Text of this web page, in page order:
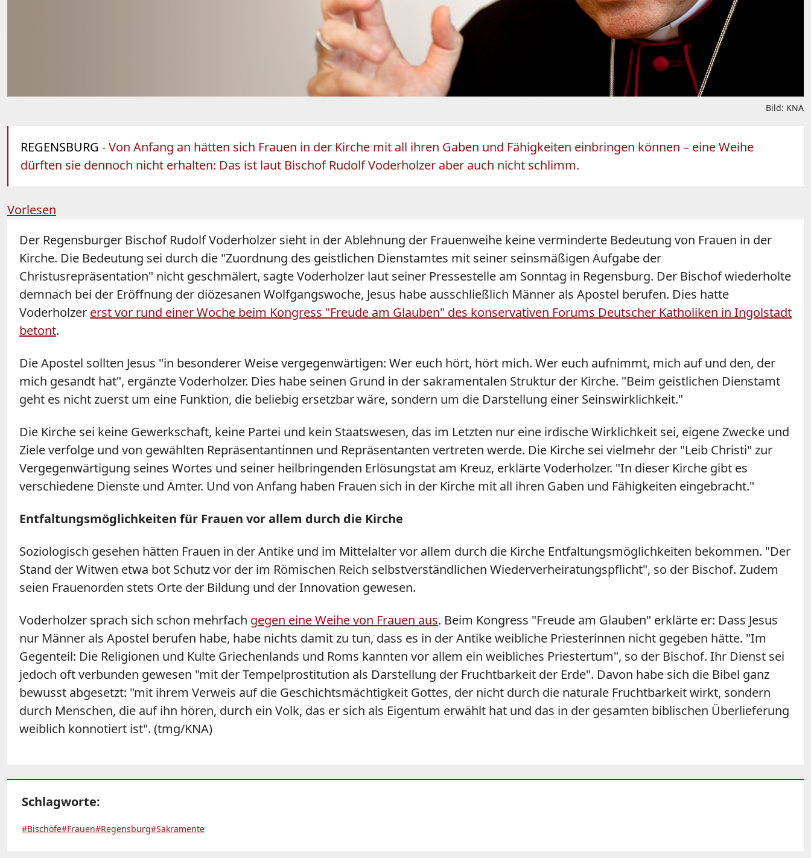
Bild: KNA
REGENSBURG - Von Anfang an hätten sich Frauen in der Kirche mit all ihren Gaben und Fähigkeiten einbringen können – eine Weihe
dürften sie dennoch nicht erhalten: Das ist laut Bischof Rudolf Voderholzer aber auch nicht schlimm.
Vorlesen
Der Regensburger Bischof RudolfVoderholzer sieht in der Ablehnung der Frauenweihe keine verminderte Bedeutung von Frauen in der
Kirche. Die Bedeutung sei durch die "Zuordnung des geistlichen Dienstamtes mit seiner seinsmäßigen Aufgabe der
Christusrepräsentation" nicht geschmälert, sagteVoderholzer laut seiner Pressestelle am Sonntag in Regensburg. Der Bischof wiederholte
demnach bei der Eröffnung der diözesanen Wolfgangswoche, Jesus habe ausschließlich Männer als Apostel berufen. Dies hatte
Voderholzer erst vor rund einer Woche beim Kongress "Freude am Glauben" des konservativen Forums Deutscher Katholiken in Ingolstadt
betont.
Die Apostel sollten Jesus "in besonderer Weise vergegenwärtigen: Wer euch hört, hört mich. Wer euch aufnimmt, mich auf und den, der
mich gesandt hat", ergänzteVoderholzer. Dies habe seinen Grund in der sakramentalen Struktur der Kirche. "Beim geistlichen Dienstamt
geht es nicht zuerst um eine Funktion, die beliebig ersetzbar wäre, sondern um die Darstellung einer Seinswirklichkeit."
Die Kirche sei keine Gewerkschaft, keine Partei und kein Staatswesen, das im Letzten nur eine irdische Wirklichkeit sei, eigene Zwecke und
Ziele verfolge und von gewählten Repräsentantinnen und Repräsentanten vertreten werde. Die Kirche sei vielmehr der "Leib Christi" zur
Vergegenwärtigung seines Wortes und seiner heilbringenden Erlösungstat am Kreuz, erklärteVoderholzer. "In dieser Kirche gibt es
verschiedene Dienste und Ämter. Und von Anfang haben Frauen sich in der Kirche mit all ihren Gaben und Fähigkeiten eingebracht."
Entfaltungsmöglichkeiten für Frauen vor allem durch die Kirche
Soziologisch gesehen hätten Frauen in der Antike und im Mittelalter vor allem durch die Kirche Entfaltungsmöglichkeiten bekommen. "Der
Stand der Witwen etwa bot Schutz vor der im Römischen Reich selbstverständlichen Wiederverheiratungspflicht", so der Bischof. Zudem
seien Frauenorden stets Orte der Bildung und der Innovation gewesen.
Voderholzer sprach sich schon mehrfach gegen eine Weihe von Frauen aus. Beim Kongress "Freude am Glauben" erklärte er: Dass Jesus
nur Männer als Apostel berufen habe, habe nichts damit zu tun, dass es in der Antike weibliche Priesterinnen nicht gegeben hätte. "Im
Gegenteil: Die Religionen und Kulte Griechenlands und Roms kannten vor allem ein weibliches Priestertum", so der Bischof. Ihr Dienst sei
jedoch oft verbunden gewesen "mit der Tempelprostitution als Darstellung der Fruchtbarkeit der Erde". Davon habe sich die Bibel ganz
bewusst abgesetzt: "mit ihrem Verweis auf die Geschichtsmächtigkeit Gottes, der nicht durch die naturale Fruchtbarkeit wirkt, sondern
durch Menschen, die auf ihn hören, durch ein Volk, das er sich als Eigentum erwählt hat und das in der gesamten biblischen Überlieferung
weiblich konnotiert ist". (tmg/KNA)
Schlagworte:
#Bischöfe#Frauen#Regensburg#Sakramente